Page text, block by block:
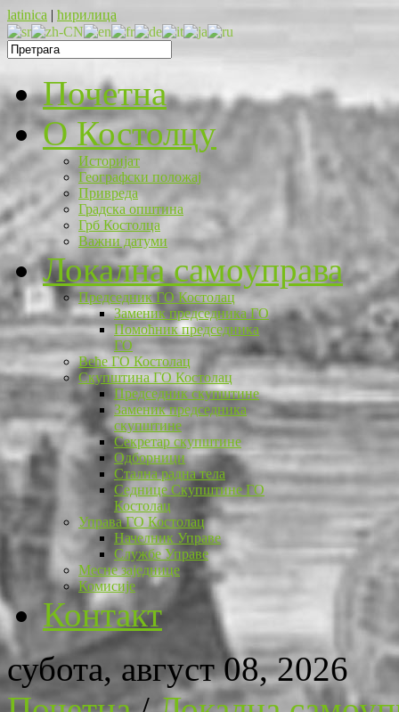
latinica | ћирилица
Почетна
O Костолцу
Историјат
Географски положај
Привреда
Градска општина
Грб Костолца
Важни датуми
Локална самоуправа
Председник ГО Костолац
Заменик председника ГО
Помоћник председника
ГО
Веће ГО Костолац
Скупштина ГО Костолац
Председник скупштине
Заменик председника
скупштине
Секретар скупштине
Одборници
Стална радна тела
Седнице Скупштине ГО
Костолац
Управа ГО Костолац
Начелник Управе
Службе Управе
Месне заједнице
Комисије
Контакт
субота, август 08, 2026